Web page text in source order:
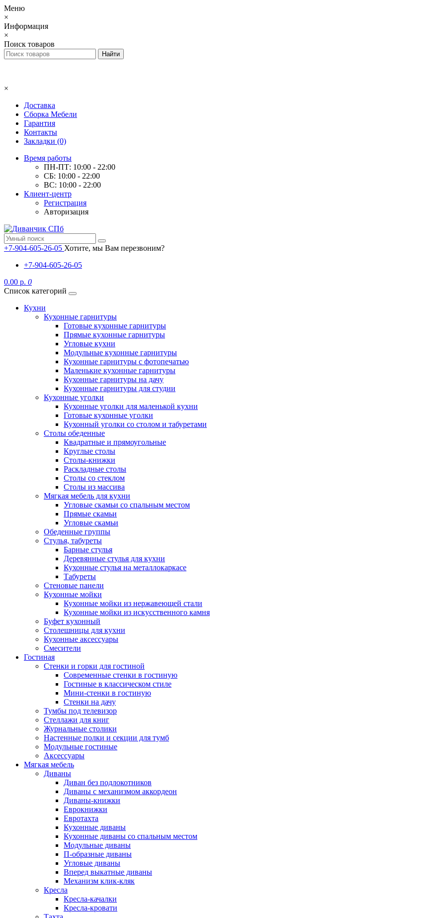
Меню
×
Информация
×
Поиск товаров
×
Доставка
Сборка Мебели
Гарантия
Контакты
Закладки (0)
Время работы
ПН-ПТ: 10:00 - 22:00
СБ: 10:00 - 22:00
ВС: 10:00 - 22:00
Клиент-центр
Регистрация
Авторизация
+7-904-605-26-05 Хотите, мы Вам перезвоним?
+7-904-605-26-05
0.00 р. 0
Список категорий
Кухни
Кухонные гарнитуры
Готовые кухонные гарнитуры
Прямые кухонные гарнитуры
Угловые кухни
Модульные кухонные гарнитуры
Кухонные гарнитуры с фотопечатью
Маленькие кухонные гарнитуры
Кухонные гарнитуры на дачу
Кухонные гарнитуры для студии
Кухонные уголки
Кухонные уголки для маленькой кухни
Готовые кухонные уголки
Кухонный уголки со столом и табуретами
Столы обеденные
Квадратные и прямоугольные
Круглые столы
Столы-книжки
Раскладные столы
Столы со стеклом
Столы из массива
Мягкая мебель для кухни
Угловые скамьи со спальным местом
Прямые скамьи
Угловые скамьи
Обеденные группы
Стулья, табуреты
Барные стулья
Деревянные стулья для кухни
Кухонные стулья на металлокаркасе
Табуреты
Стеновые панели
Кухонные мойки
Кухонные мойки из нержавеющей стали
Кухонные мойки из искусственного камня
Буфет кухонный
Столешницы для кухни
Кухонные аксессуары
Смесители
Гостиная
Стенки и горки для гостиной
Современные стенки в гостиную
Гостиные в классическом стиле
Мини-стенки в гостиную
Стенки на дачу
Тумбы под телевизор
Стеллажи для книг
Журнальные столики
Настенные полки и секции для тумб
Модульные гостиные
Аксессуары
Мягкая мебель
Диваны
Диван без подлокотников
Диваны с механизмом аккордеон
Диваны-книжки
Еврокнижки
Евротахта
Кухонные диваны
Кухонные диваны со спальным местом
Модульные диваны
П-образные диваны
Угловые диваны
Вперед выкатные диваны
Механизм клик-кляк
Кресла
Кресла-качалки
Кресла-кровати